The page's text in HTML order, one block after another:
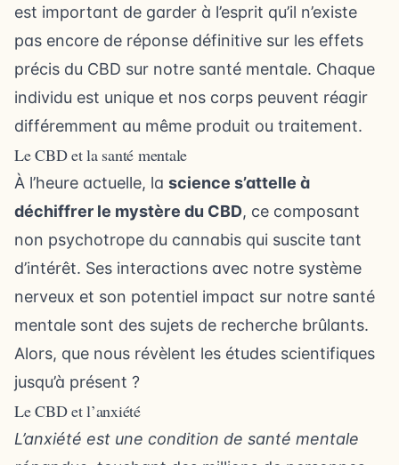
est important de garder à l’esprit qu’il n’existe
pas encore de réponse définitive sur les effets
précis du CBD sur notre santé mentale. Chaque
individu est unique et nos corps peuvent réagir
différemment au même produit ou traitement.
Le CBD et la santé mentale
À l’heure actuelle, la science s’attelle à
déchiffrer le mystère du CBD, ce composant
non psychotrope du cannabis qui suscite tant
d’intérêt. Ses interactions avec notre système
nerveux et son potentiel impact sur notre santé
mentale sont des sujets de recherche brûlants.
Alors, que nous révèlent les études scientifiques
jusqu’à présent ?
Le CBD et l’anxiété
L’anxiété est une condition de santé mentale